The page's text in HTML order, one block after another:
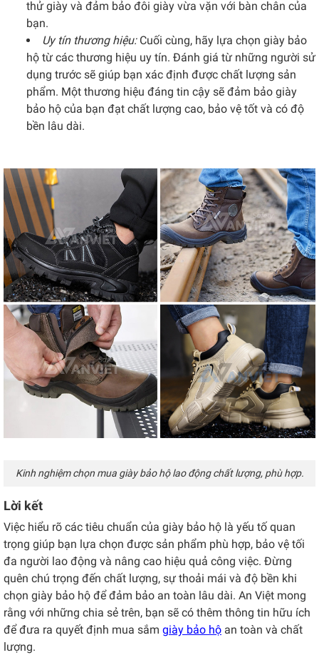
thử giày và đảm bảo đôi giày vừa vặn với bàn chân của
bạn.
Uy tín thương hiệu:Cuối cùng, hãy lựa chọn giày bảo
hộ từ các thương hiệu uy tín. Đánh giá từ những người sử
dụng trước sẽ giúp bạn xác định được chất lượng sản
phẩm. Một thương hiệu đáng tin cậy sẽ đảm bảo giày
bảo hộ của bạn đạt chất lượng cao, bảo vệ tốt và có độ
bền lâu dài.
Kinh nghiệm chọn mua giày bảo hộ lao động chất lượng, phù hợp.
Lời kết
Việc hiểu rõ các tiêu chuẩn của giày bảo hộ là yếu tố quan
trọng giúp bạn lựa chọn được sản phẩm phù hợp, bảo vệ tối
đa người lao động và nâng cao hiệu quả công việc. Đừng
quên chú trọng đến chất lượng, sự thoải mái và độ bền khi
chọn giày bảo hộ để đảm bảo an toàn lâu dài. An Việt mong
rằng với những chia sẻ trên, bạn sẽ có thêm thông tin hữu ích
để đưa ra quyết định mua sắm giày bảo hộ an toàn và chất
lượng.